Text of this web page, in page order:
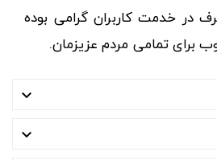
در خدمت کاربران گرامی بوده
برای تمامی مردم عزیزمان.

